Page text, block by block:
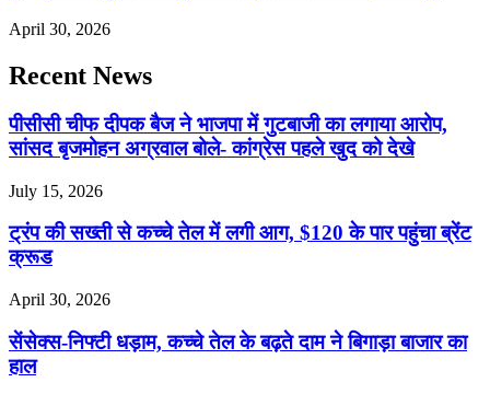
April 30, 2026
Recent News
पीसीसी चीफ दीपक बैज ने भाजपा में गुटबाजी का लगाया आरोप,
सांसद बृजमोहन अग्रवाल बोले- कांग्रेस पहले खुद को देखे
July 15, 2026
ट्रंप की सख्ती से कच्चे तेल में लगी आग, $120 के पार पहुंचा ब्रेंट
क्रूड
April 30, 2026
सेंसेक्स-निफ्टी धड़ाम, कच्चे तेल के बढ़ते दाम ने बिगाड़ा बाजार का
हाल